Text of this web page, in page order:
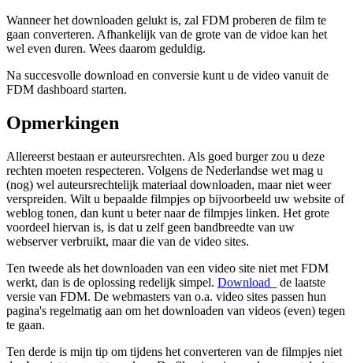
Wanneer het downloaden gelukt is, zal FDM proberen de film te
gaan converteren. Afhankelijk van de grote van de vidoe kan het
wel even duren. Wees daarom geduldig.
Na succesvolle download en conversie kunt u de video vanuit de
FDM dashboard starten.
Opmerkingen
Allereerst bestaan er auteursrechten. Als goed burger zou u deze
rechten moeten respecteren. Volgens de Nederlandse wet mag u
(nog) wel auteursrechtelijk materiaal downloaden, maar niet weer
verspreiden. Wilt u bepaalde filmpjes op bijvoorbeeld uw website of
weblog tonen, dan kunt u beter naar de filmpjes linken. Het grote
voordeel hiervan is, is dat u zelf geen bandbreedte van uw
webserver verbruikt, maar die van de video sites.
Ten tweede als het downloaden van een video site niet met FDM
werkt, dan is de oplossing redelijk simpel. Download_
de laatste
versie van FDM. De webmasters van o.a. video sites passen hun
pagina's regelmatig aan om het downloaden van videos (even) tegen
te gaan.
Ten derde is mijn tip om tijdens het converteren van de filmpjes niet